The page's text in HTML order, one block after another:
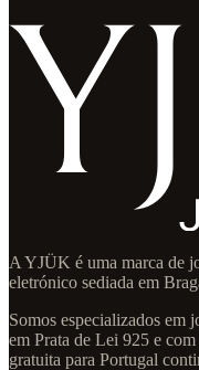
A YJÜK é uma marca de
eletrónico sediada em
Somos especializados em
em Prata de Lei 925 e
gratuita para Portugal